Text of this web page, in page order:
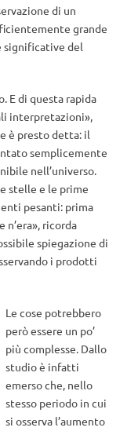
di un
grande
significative del
E di questa rapida
interpretazioni»,
è presto detta: il
semplicemente
nell’universo.
stelle e le prime
pesanti: prima
ricorda
spiegazione di
i prodotti
Le cose potrebbero
però essere un po’
più complesse. Dallo
studio è infatti
emerso che, nello
stesso periodo in cui
si osserva l’aumento